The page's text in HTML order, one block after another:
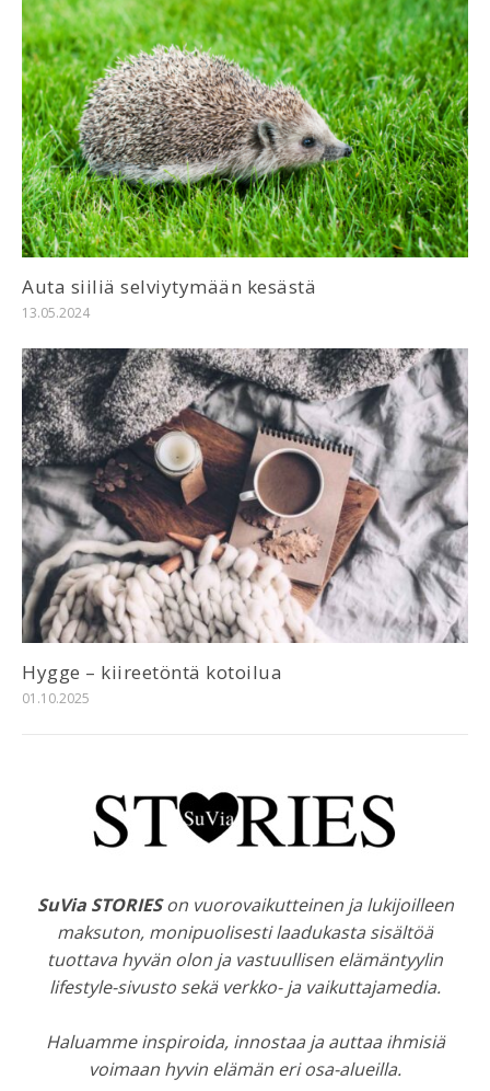
Auta siiliä selviytymään kesästä
13.05.2024
Hygge – kiireetöntä kotoilua
01.10.2025
SuVia STORIESon vuorovaikutteinen ja lukijoilleen
maksuton, monipuolisesti laadukasta sisältöä
tuottava hyvän olon ja vastuullisen elämäntyylin
lifestyle-sivusto sekä verkko- ja vaikuttajamedia.
Haluamme inspiroida, innostaa ja auttaa ihmisiä
voimaan hyvin elämän eri osa-alueilla.